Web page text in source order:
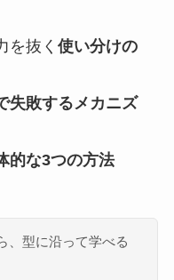
を抜く 使い分けの
失敗するメカニズ
的な3つの方法
、型に沿って学べる